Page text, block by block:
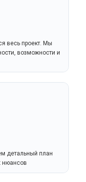
весь проект. Мы
возможности и
детальный план
нюансов